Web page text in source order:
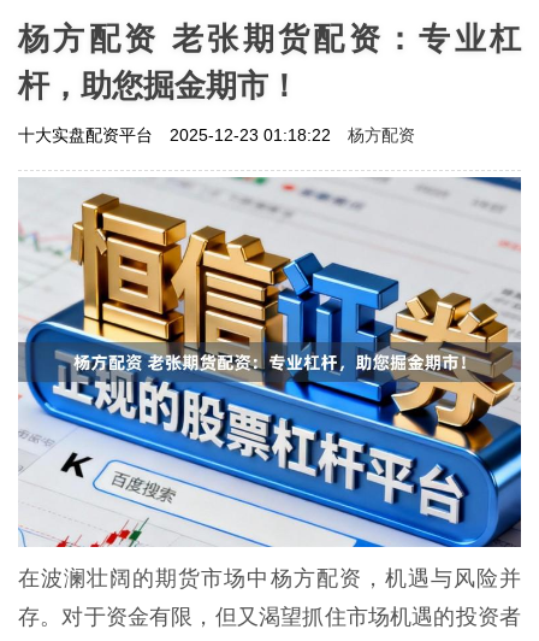
杨方配资 老张期货配资：专业杠
杆，助您掘金期市！
十大实盘配资平台 2025-12-23 01:18:22 杨方配资
在波澜壮阔的期货市场中杨方配资，机遇与风险并
存。对于资金有限，但又渴望抓住市场机遇的投资者